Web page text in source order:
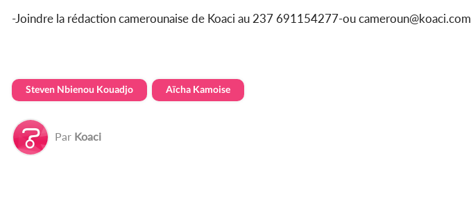
-Joindre la rédaction camerounaise de Koaci au 237 691154277-ou cameroun@koaci.com
Steven Nbienou Kouadjo Aïcha Kamoise
Par Koaci